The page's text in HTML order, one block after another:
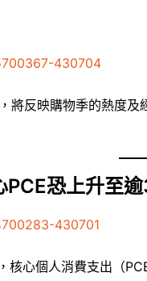
430704
將反映購物季的熱度
PCE恐上升至
430701
核心個人消費支出（